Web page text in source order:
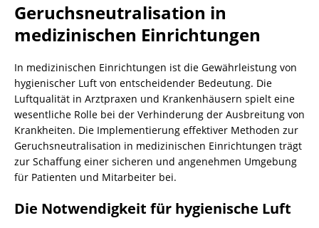
Geruchsneutralisation in
medizinischen Einrichtungen
In medizinischen Einrichtungen ist die Gewährleistung von
hygienischer Luft von entscheidender Bedeutung. Die
Luftqualität in Arztpraxen und Krankenhäusern spielt eine
wesentliche Rolle bei der Verhinderung der Ausbreitung von
Krankheiten. Die Implementierung effektiver Methoden zur
Geruchsneutralisation in medizinischen Einrichtungen trägt
zur Schaffung einer sicheren und angenehmen Umgebung
für Patienten und Mitarbeiter bei.
Die Notwendigkeit für hygienische Luft